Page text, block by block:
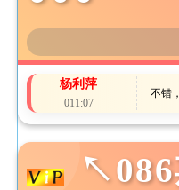
杨利萍
011:07
不错